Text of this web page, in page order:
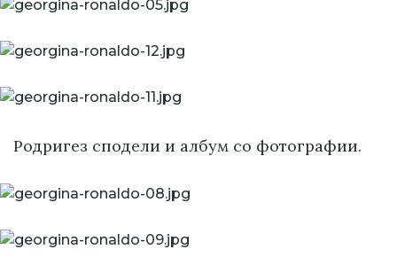
Родригез сподели и албум со фотографии.